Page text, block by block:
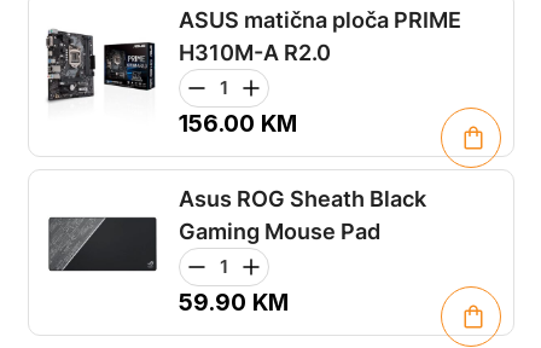
ASUS matična ploča PRIME
H310M-A R2.0
156.00 KM
Asus ROG Sheath Black
Gaming Mouse Pad
59.90 KM